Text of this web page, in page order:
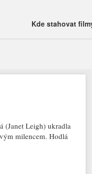
Main menuKde stahovat
(Janet Leigh) ukradla
milencem. Hodlá